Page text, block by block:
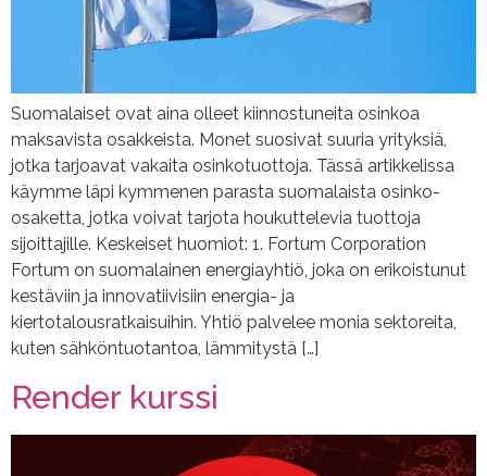
Suomalaiset ovat aina olleet kiinnostuneita osinkoa
maksavista osakkeista. Monet suosivat suuria yrityksiä,
jotka tarjoavat vakaita osinkotuottoja. Tässä artikkelissa
käymme läpi kymmenen parasta suomalaista osinko-
osaketta, jotka voivat tarjota houkuttelevia tuottoja
sijoittajille. Keskeiset huomiot: 1. Fortum Corporation
Fortum on suomalainen energiayhtiö, joka on erikoistunut
kestäviin ja innovatiivisiin energia- ja
kiertotalousratkaisuihin. Yhtiö palvelee monia sektoreita,
kuten sähköntuotantoa, lämmitystä […]
Render kurssi